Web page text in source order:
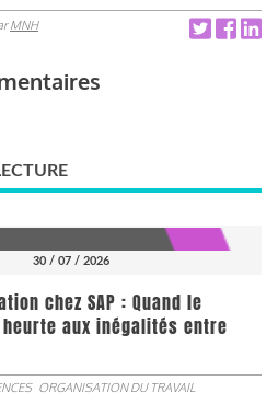
MNH
30 / 07 / 2026
chez SAP : Quand le
aux inégalités entre
ORGANISATION DU TRAVAIL